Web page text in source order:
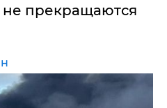
не прекращаются